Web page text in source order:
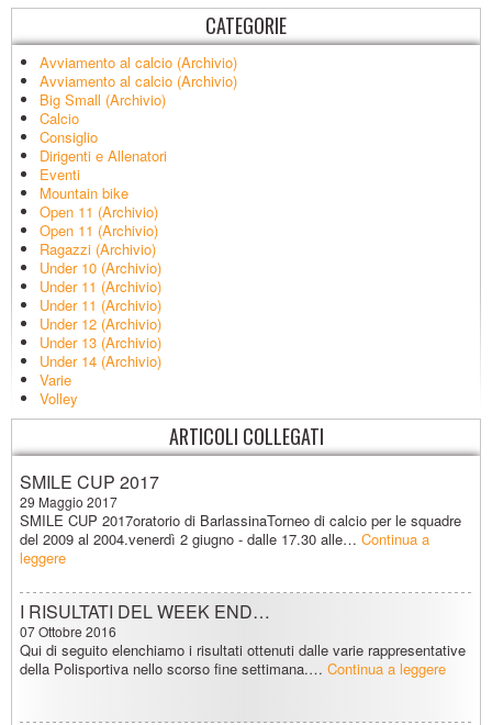
CATEGORIE
Avviamento al calcio (Archivio)
Avviamento al calcio (Archivio)
Big Small (Archivio)
Calcio
Consiglio
Dirigenti e Allenatori
Eventi
Mountain bike
Open 11 (Archivio)
Open 11 (Archivio)
Ragazzi (Archivio)
Under 10 (Archivio)
Under 11 (Archivio)
Under 11 (Archivio)
Under 12 (Archivio)
Under 13 (Archivio)
Under 14 (Archivio)
Varie
Volley
ARTICOLI COLLEGATI
SMILE CUP 2017
29 Maggio 2017
SMILE CUP 2017oratorio di BarlassinaTorneo di calcio per le squadre
del 2009 al 2004.venerdì 2 giugno - dalle 17.30 alle… Continua a
leggere
I RISULTATI DEL WEEK END…
07 Ottobre 2016
Qui di seguito elenchiamo i risultati ottenuti dalle varie rappresentative
della Polisportiva nello scorso fine settimana.… Continua a leggere